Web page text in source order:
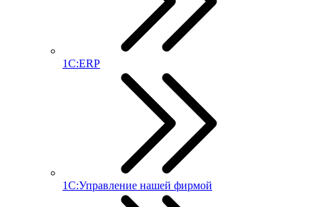
1С:ERP
1С:Управление нашей фирмой